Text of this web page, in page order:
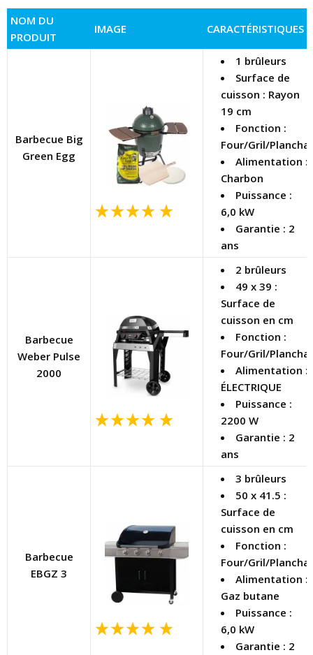
NOM DU
PRODUIT
IMAGE CARACTÉRISTIQUES
Barbecue Big
Green Egg
1 brûleurs
Surface de
cuisson : Rayon
19 cm
Fonction :
Four/Gril/Plancha
Alimentation :
Charbon
Puissance :
6,0 kW
Garantie : 2
ans
Barbecue
Weber Pulse
2000
2 brûleurs
49 x 39 :
Surface de
cuisson en cm
Fonction :
Four/Gril/Plancha
Alimentation :
ÉLECTRIQUE
Puissance :
2200 W
Garantie : 2
ans
Barbecue
EBGZ 3
3 brûleurs
50 x 41.5 :
Surface de
cuisson en cm
Fonction :
Four/Gril/Plancha
Alimentation :
Gaz butane
Puissance :
6,0 kW
Garantie : 2